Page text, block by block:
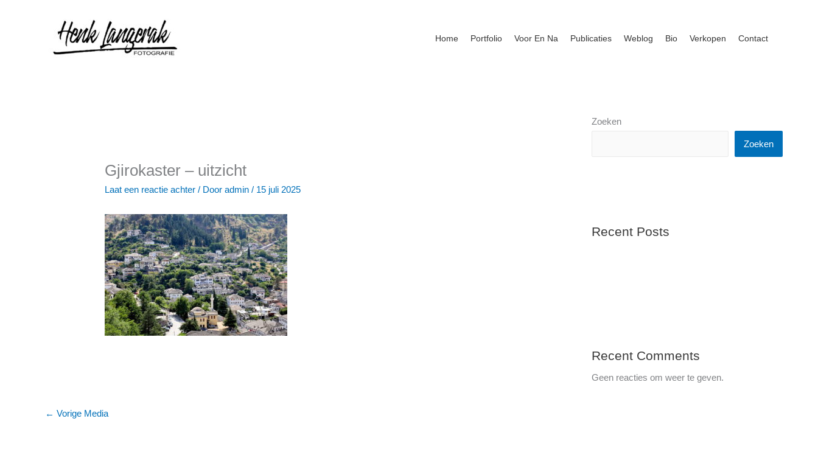
Home Portfolio Voor En Na Publicaties Weblog Bio Verkopen Contact
Gjirokaster – uitzicht
Laat een reactie achter / Dooradmin/ 15 juli 2025
← Vorige Media
Zoeken
Zoeken
Recent Posts
Recent Comments
Geen reacties om weer te geven.